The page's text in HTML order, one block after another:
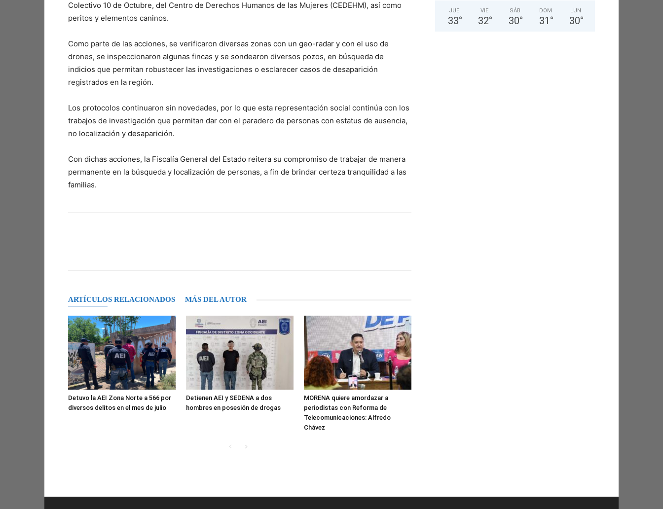
Colectivo 10 de Octubre, del Centro de Derechos Humanos de las Mujeres (CEDEHM), así como
peritos y elementos caninos.
Como parte de las acciones, se verificaron diversas zonas con un geo-radar y con el uso de
drones, se inspeccionaron algunas fincas y se sondearon diversos pozos, en búsqueda de
indicios que permitan robustecer las investigaciones o esclarecer casos de desaparición
registrados en la región.
Los protocolos continuaron sin novedades, por lo que esta representación social continúa con los
trabajos de investigación que permitan dar con el paradero de personas con estatus de ausencia,
no localización y desaparición.
Con dichas acciones, la Fiscalía General del Estado reitera su compromiso de trabajar de manera
permanente en la búsqueda y localización de personas, a fin de brindar certeza tranquilidad a las
familias.
ARTÍCULOS RELACIONADOS MÁS DEL AUTOR
Detuvo la AEI Zona Norte a 566 por
diversos delitos en el mes de julio
Detienen AEI y SEDENA a dos
hombres en posesión de drogas
MORENA quiere amordazar a
periodistas con Reforma de
Telecomunicaciones: Alfredo
Chávez
JUE
33°
VIE
32°
SÁB
30°
DOM
31 °
LUN
30°